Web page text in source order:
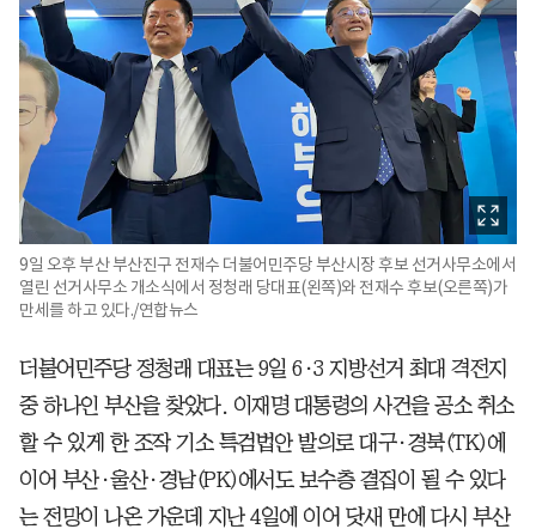
9일 오후 부산 부산진구 전재수 더불어민주당 부산시장 후보 선거사무소에서
열린 선거사무소 개소식에서 정청래 당대표(왼쪽)와 전재수 후보(오른쪽)가
만세를 하고 있다./연합뉴스
더불어민주당 정청래 대표는 9일 6·3 지방선거 최대 격전지
중 하나인 부산을 찾았다. 이재명 대통령의 사건을 공소 취소
할 수 있게 한 조작 기소 특검법안 발의로 대구·경북(TK)에
이어 부산·울산·경남(PK)에서도 보수층 결집이 될 수 있다
는 전망이 나온 가운데 지난 4일에 이어 닷새 만에 다시 부산